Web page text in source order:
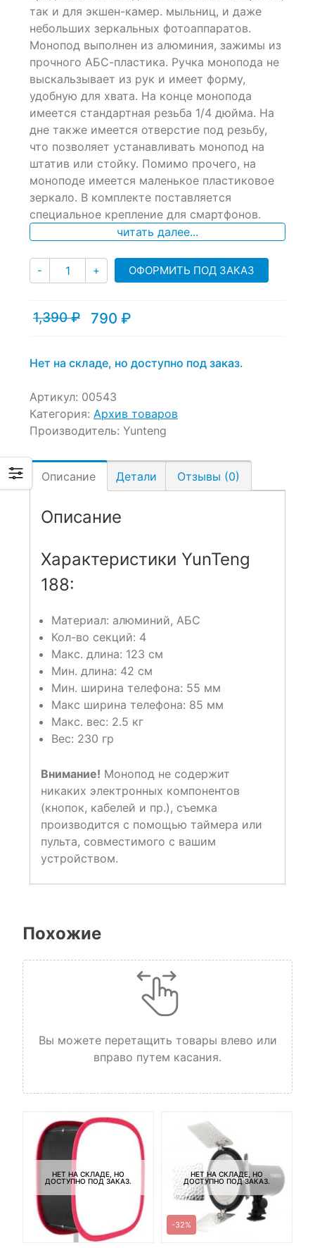
on
customer
ratings
так и для экшен-камер. мыльниц, и даже
небольших зеркальных фотоаппаратов.
Монопод выполнен из алюминия, зажимы из
прочного АБС-пластика. Ручка монопода не
выскальзывает из рук и имеет форму,
удобную для хвата. На конце монопода
имеется стандартная резьба 1/4 дюйма. На
дне также имеется отверстие под резьбу,
что позволяет устанавливать монопод на
штатив или стойку. Помимо прочего, на
моноподе имеется маленькое пластиковое
зеркало. В комплекте поставляется
специальное крепление для смартфонов.
читать далее...
- Количество
+ ОФОРМИТЬ ПОД ЗАКАЗ
1,390₽
Первоначальная
1,390 ₽.
790 ₽
Текущая
Нет на складе, но доступно под заказ.
Артикул: 00543
Категория: Архив товаров
Производитель: Yunteng
Описание Детали Отзывы (0)
Описание
Характеристики YunTeng
188:
Материал: алюминий, АБС
Кол-во секций: 4
Макс. длина: 123 см
Мин. длина: 42 см
Мин. ширина телефона: 55 мм
Макс ширина телефона: 85 мм
Макс. вес: 2.5 кг
Вес: 230 гр
Внимание! Монопод не содержит
никаких электронных компонентов
(кнопок, кабелей и пр.), съемка
производится с помощью таймера или
пульта, совместимого с вашим
устройством.
Похожие
Вы можете перетащить товары влево или
вправо путем касания.
НЕТ НА СКЛАДЕ, НО
ДОСТУПНО ПОД ЗАКАЗ.
НЕТ НА СКЛАДЕ, НО
ДОСТУПНО ПОД ЗАКАЗ.
-32%